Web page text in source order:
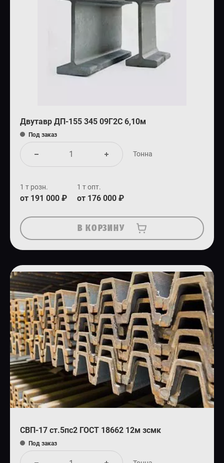
Двутавр ДП-155 345 09Г2С 6,10м
Под заказ
Тонна
1 т розн.
от 191 000 ₽
1 т опт.
от 176 000 ₽
В КОРЗИНУ
СВП-17 ст.5пс2 ГОСТ 18662 12м зсмк
Под заказ